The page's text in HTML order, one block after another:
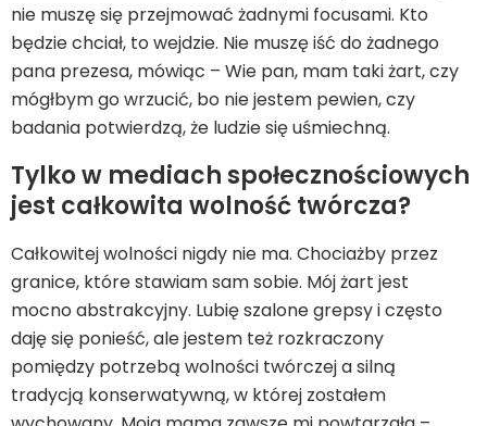
nie muszę się przejmować żadnymi focusami. Kto
będzie chciał, to wejdzie. Nie muszę iść do żadnego
pana prezesa, mówiąc – Wie pan, mam taki żart, czy
mógłbym go wrzucić, bo nie jestem pewien, czy
badania potwierdzą, że ludzie się uśmiechną.
Tylko w mediach społecznościowych
jest całkowita wolność twórcza?
Całkowitej wolności nigdy nie ma. Chociażby przez
granice, które stawiam sam sobie. Mój żart jest
mocno abstrakcyjny. Lubię szalone grepsy i często
daję się ponieść, ale jestem też rozkraczony
pomiędzy potrzebą wolności twórczej a silną
tradycją konserwatywną, w której zostałem